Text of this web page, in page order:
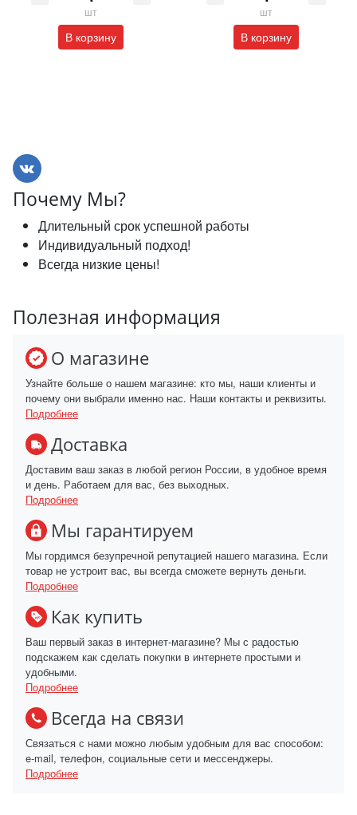
шт
В корзину
шт
В корзину
Почему Мы?
Длительный срок успешной работы
Индивидуальный подход!
Всегда низкие цены!
Полезная информация
О магазине
Узнайте больше о нашем магазине: кто мы, наши клиенты и
почему они выбрали именно нас. Наши контакты и реквизиты.
Подробнее
Доставка
Доставим ваш заказ в любой регион России, в удобное время
и день. Работаем для вас, без выходных.
Подробнее
Мы гарантируем
Мы гордимся безупречной репутацией нашего магазина. Если
товар не устроит вас, вы всегда сможете вернуть деньги.
Подробнее
Как купить
Ваш первый заказ в интернет-магазине? Мы с радостью
подскажем как сделать покупки в интернете простыми и
удобными.
Подробнее
Всегда на связи
Связаться с нами можно любым удобным для вас способом:
e-mail, телефон, социальные сети и мессенджеры.
Подробнее